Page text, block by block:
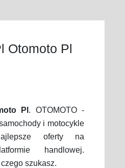
Otomoto Pl
Pl . OTOMOTO -
i motocykle
oferty na
handlowej.
szukasz.